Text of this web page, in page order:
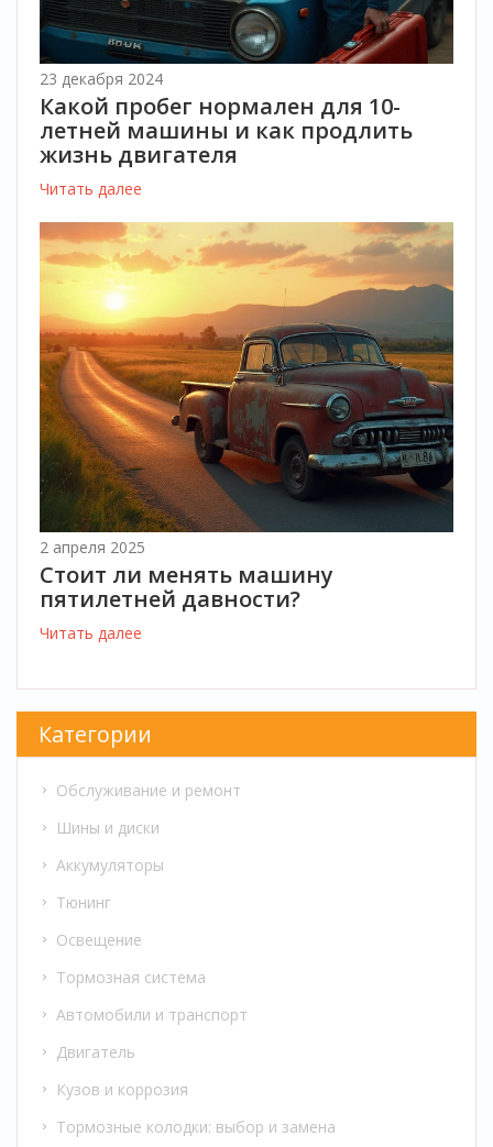
23 декабря 2024
Какой пробег нормален для 10-
летней машины и как продлить
жизнь двигателя
Читать далее
2 апреля 2025
Стоит ли менять машину
пятилетней давности?
Читать далее
Категории
Обслуживание и ремонт
Шины и диски
Аккумуляторы
Тюнинг
Освещение
Тормозная система
Автомобили и транспорт
Двигатель
Кузов и коррозия
Тормозные колодки: выбор и замена